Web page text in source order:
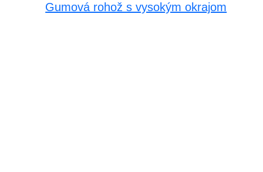
Gumová rohož s vysokým okrajom